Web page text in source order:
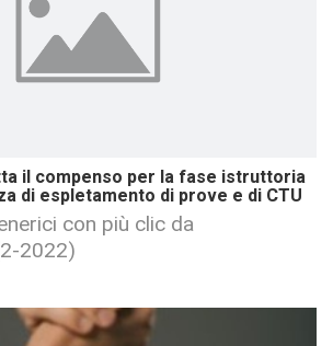
il compenso per la fase istruttoria
di espletamento di prove e di CTU
con più clic da
2022)